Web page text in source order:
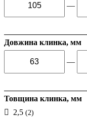
—
Довжина клинка, мм
—
Товщина клинка, мм
2,5 (2)